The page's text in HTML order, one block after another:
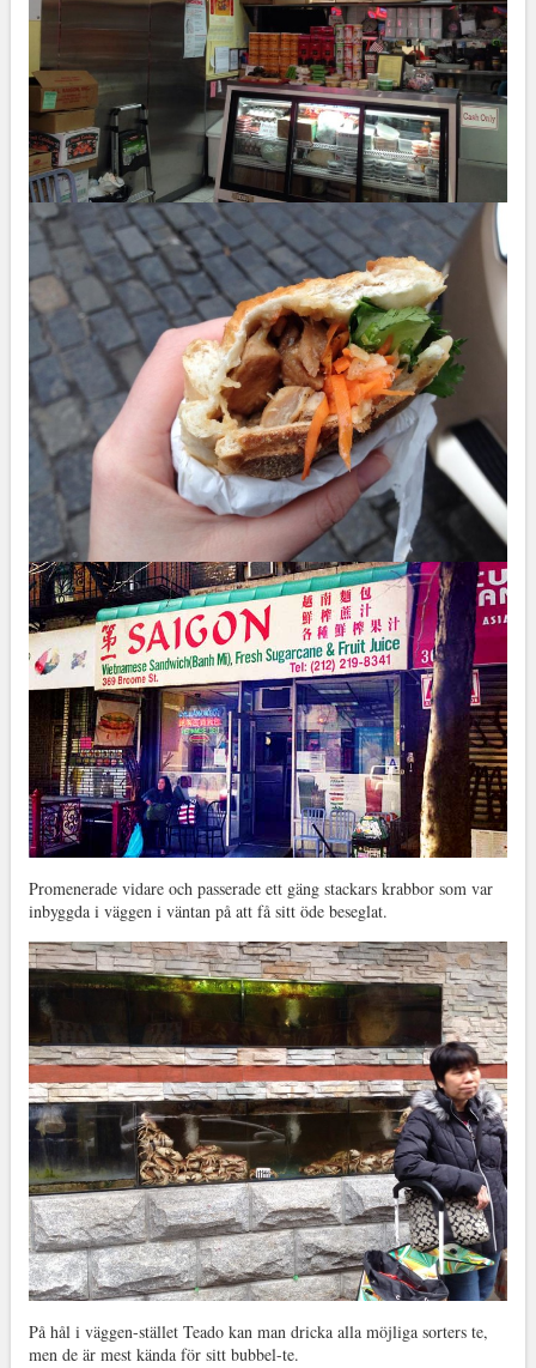
Promenerade vidare och passerade ett gäng stackars krabbor som var
inbyggda i väggen i väntan på att få sitt öde beseglat.
På hål i väggen-stället Teado kan man dricka alla möjliga sorters te,
men de är mest kända för sitt bubbel-te.